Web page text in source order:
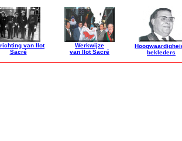
van Ilot
Sacré
Werkwijze
van Ilot Sacré
bekleders